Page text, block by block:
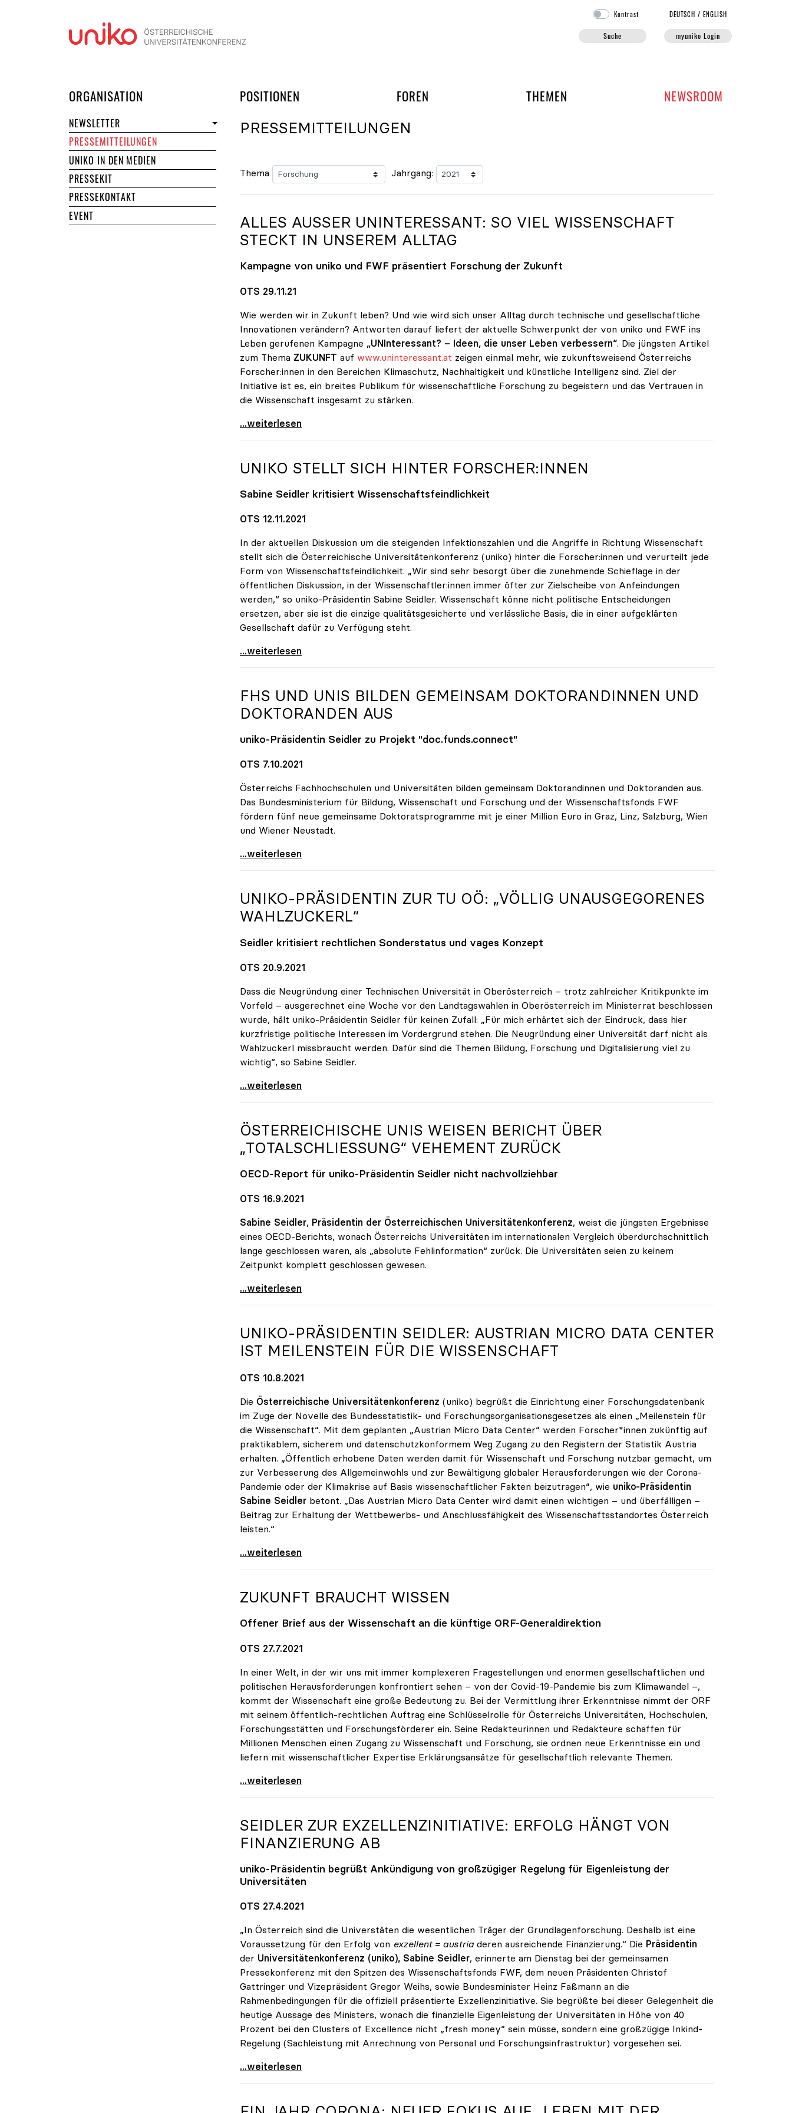
Kontrast DEUTSCH /ENGLISH
Suche myuniko Login
ORGANISATION POSITIONEN FOREN UND ARBEITSGRUPPEN DER UNIKO
THEMEN NEWSROOM
NEWSLETTER
PRESSEMITTEILUNGEN
UNIKO IN DEN MEDIEN
PRESSEKIT
PRESSEKONTAKT
EVENT
PRESSEMITTEILUNGEN
Thema Jahrgang:
ALLES AUSSER UNINTERESSANT: SO VIEL WISSENSCHAFT S
TECKT IN UNSEREM ALLTAG
Kampagne von uniko und FWF präsentiert Forschung der Zukunft
OTS 29.11.21
Wie werden wir in Zukunft leben? Und wie wird sich unser Alltag durch technische und gesellschaftliche
Innovationen verändern? Antworten darauf liefert der aktuelle Schwerpunkt der von uniko und FWF ins
Leben gerufenen Kampagne „UNInteressant? – Ideen, die unser Leben verbessern“. Die jüngsten Artikel
zum Thema ZUKUNFT auf www.uninteressant.at zeigen einmal mehr, wie zukunftsweisend Österreichs
Forscher:innen in den Bereichen Klimaschutz, Nachhaltigkeit und künstliche Intelligenz sind. Ziel der
Initiative ist es, ein breites Publikum für wissenschaftliche Forschung zu begeistern und das Vertrauen in
die Wissenschaft insgesamt zu stärken.
Alles außer UNInteressant: So viel Wissenschaft
...weiterlesen
UNIKO STELLT SICH HINTER FORSCHER:INNEN
Sabine Seidler kritisiert Wissenschaftsfeindlichkeit
OTS 12.11.2021
In der aktuellen Diskussion um die steigenden Infektionszahlen und die Angriffe in Richtung Wissenschaft
stellt sich die Österreichische Universitätenkonferenz (uniko) hinter die Forscher:innen und verurteilt jede
Form von Wissenschaftsfeindlichkeit. „Wir sind sehr besorgt über die zunehmende Schieflage in der
öffentlichen Diskussion, in der Wissenschaftler:innen immer öfter zur Zielscheibe von Anfeindungen
werden,“ so uniko-Präsidentin Sabine Seidler. Wissenschaft könne nicht politische Entscheidungen
ersetzen, aber sie ist die einzige qualitätsgesicherte und verlässliche Basis, die in einer aufgeklärten
Gesellschaft dafür zu Verfügung steht.
uniko stellt sich hinter Forscher:innen
...weiterlesen
FHS UND UNIS BILDEN GEMEINSAM DOKTORANDINNEN UND
DOKTORANDEN AUS
uniko-Präsidentin Seidler zu Projekt "doc.funds.connect"
OTS 7.10.2021
Österreichs Fachhochschulen und Universitäten bilden gemeinsam Doktorandinnen und Doktoranden aus.
Das Bundesministerium für Bildung, Wissenschaft und Forschung und der Wissenschaftsfonds FWF
fördern fünf neue gemeinsame Doktoratsprogramme mit je einer Million Euro in Graz, Linz, Salzburg, Wien
und Wiener Neustadt.
FHs und Unis bilden gemeinsam Doktorandinnen und
...weiterlesen
UNIKO-PRÄSIDENTIN ZUR TU OÖ: „VÖLLIG UNAUSGEGORENES
WAHLZUCKERL“
Seidler kritisiert rechtlichen Sonderstatus und vages Konzept
OTS 20.9.2021
Dass die Neugründung einer Technischen Universität in Oberösterreich – trotz zahlreicher Kritikpunkte im
Vorfeld – ausgerechnet eine Woche vor den Landtagswahlen in Oberösterreich im Ministerrat beschlossen
wurde, hält uniko-Präsidentin Seidler für keinen Zufall: „Für mich erhärtet sich der Eindruck, dass hier
kurzfristige politische Interessen im Vordergrund stehen. Die Neugründung einer Universität darf nicht als
Wahlzuckerl missbraucht werden. Dafür sind die Themen Bildung, Forschung und Digitalisierung viel zu
wichtig“, so Sabine Seidler.
uniko-Präsidentin zur TU OÖ: „Völlig
...weiterlesen
ÖSTERREICHISCHE UNIS WEISEN BERICHT ÜBER
„TOTALSCHLIESSUNG“ VEHEMENT ZURÜCK
OECD-Report für uniko-Präsidentin Seidler nicht nachvollziehbar
OTS 16.9.2021
Sabine Seidler, Präsidentin der Österreichischen Universitätenkonferenz, weist die jüngsten Ergebnisse
eines OECD-Berichts, wonach Österreichs Universitäten im internationalen Vergleich überdurchschnittlich
lange geschlossen waren, als „absolute Fehlinformation“ zurück. Die Universitäten seien zu keinem
Zeitpunkt komplett geschlossen gewesen.
Österreichische Unis weisen Bericht über
...weiterlesen
UNIKO-PRÄSIDENTIN SEIDLER: AUSTRIAN MICRO DATA CENTER
IST MEILENSTEIN FÜR DIE WISSENSCHAFT
OTS 10.8.2021
Die Österreichische Universitätenkonferenz (uniko) begrüßt die Einrichtung einer Forschungsdatenbank
im Zuge der Novelle des Bundesstatistik- und Forschungsorganisationsgesetzes als einen „Meilenstein für
die Wissenschaft“. Mit dem geplanten „Austrian Micro Data Center“ werden Forscher*innen zukünftig auf
praktikablem, sicherem und datenschutzkonformem Weg Zugang zu den Registern der Statistik Austria
erhalten. „Öffentlich erhobene Daten werden damit für Wissenschaft und Forschung nutzbar gemacht, um
zur Verbesserung des Allgemeinwohls und zur Bewältigung globaler Herausforderungen wie der Corona-
Pandemie oder der Klimakrise auf Basis wissenschaftlicher Fakten beizutragen“, wie uniko-Präsidentin
Sabine Seidler betont. „Das Austrian Micro Data Center wird damit einen wichtigen – und überfälligen –
Beitrag zur Erhaltung der Wettbewerbs- und Anschlussfähigkeit des Wissenschaftsstandortes Österreich
leisten.“
uniko-Präsidentin Seidler: Austrian Micro Data
...weiterlesen
ZUKUNFT BRAUCHT WISSEN
Offener Brief aus der Wissenschaft an die künftige ORF-Generaldirektion
OTS 27.7.2021
In einer Welt, in der wir uns mit immer komplexeren Fragestellungen und enormen gesellschaftlichen und
politischen Herausforderungen konfrontiert sehen – von der Covid-19-Pandemie bis zum Klimawandel –,
kommt der Wissenschaft eine große Bedeutung zu. Bei der Vermittlung ihrer Erkenntnisse nimmt der ORF
mit seinem öffentlich-rechtlichen Auftrag eine Schlüsselrolle für Österreichs Universitäten, Hochschulen,
Forschungsstätten und Forschungsförderer ein. Seine Redakteurinnen und Redakteure schaffen für
Millionen Menschen einen Zugang zu Wissenschaft und Forschung, sie ordnen neue Erkenntnisse ein und
liefern mit wissenschaftlicher Expertise Erklärungsansätze für gesellschaftlich relevante Themen.
Zukunft braucht Wissen
...weiterlesen
SEIDLER ZUR EXZELLENZINITIATIVE: ERFOLG HÄNGT VON
FINANZIERUNG AB
uniko-Präsidentin begrüßt Ankündigung von großzügiger Regelung für Eigenleistung der
Universitäten
OTS 27.4.2021
„In Österreich sind die Universtäten die wesentlichen Träger der Grundlagenforschung. Deshalb ist eine
Voraussetzung für den Erfolg von exzellent = austriaderen ausreichende Finanzierung.“ Die Präsidentin
der Universitätenkonferenz (uniko), Sabine Seidler, erinnerte am Dienstag bei der gemeinsamen
Pressekonferenz mit den Spitzen des Wissenschaftsfonds FWF, dem neuen Präsidenten Christof
Gattringer und Vizepräsident Gregor Weihs, sowie Bundesminister Heinz Faßmann an die
Rahmenbedingungen für die offiziell präsentierte Exzellenzinitiative. Sie begrüßte bei dieser Gelegenheit die
heutige Aussage des Ministers, wonach die finanzielle Eigenleistung der Universitäten in Höhe von 40
Prozent bei den Clusters of Excellence nicht „fresh money“ sein müsse, sondern eine großzügige Inkind-
Regelung (Sachleistung mit Anrechnung von Personal und Forschungsinfrastruktur) vorgesehen sei.
Seidler zur Exzellenzinitiative: Erfolg hängt von
...weiterlesen